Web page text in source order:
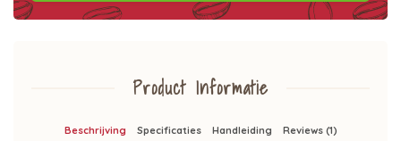
Product Informatie
Beschrijving Specificaties Handleiding Reviews (1)